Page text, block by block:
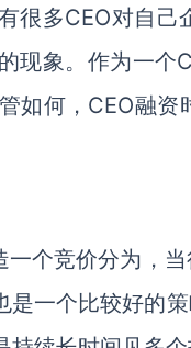
很多CEO对自
现象。作为一个
如何，CEO融
一个竞价分为，
一个比较好的